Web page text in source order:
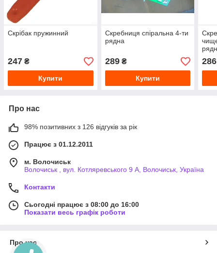
Скрібак пружинний
247 ₴
Купити
Скребниця спіральна 4-ти
рядна
289₴
Купити
286
Про нас
98% позитивних з 126 відгуків за рік
Працює з 01.12.2011
м. Волочиськ
Волочиськ , вул. Котляревського 9 А, Волочиськ, Україна
Контакти
Сьогодні працює з 08:00 до 16:00
Показати весь графік роботи
Про нас